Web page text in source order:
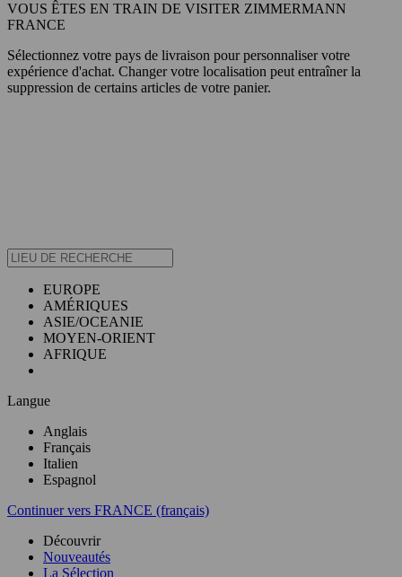
VOUS ÊTES EN TRAIN DE VISITER ZIMMERMANN
FRANCE
Sélectionnez votre pays de livraison pour personnaliser votre
expérience d'achat. Changer votre localisation peut entraîner la
suppression de certains articles de votre panier.
EUROPE
AMÉRIQUES
ASIE/OCEANIE
MOYEN-ORIENT
AFRIQUE
Langue
Anglais
Français
Italien
Espagnol
Continuer vers FRANCE (français)
Découvrir
Nouveautés
La Sélection